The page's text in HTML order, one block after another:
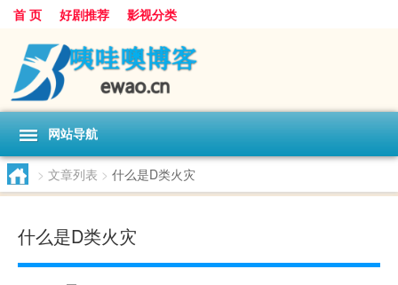
首 页 好剧推荐 影视分类
网站导航
> 文章列表 > 什么是D类火灾
什么是D类火灾